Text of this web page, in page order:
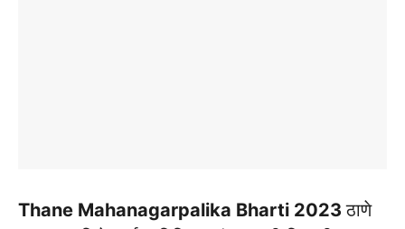
Thane Mahanagarpalika Bharti 2023ठाणे